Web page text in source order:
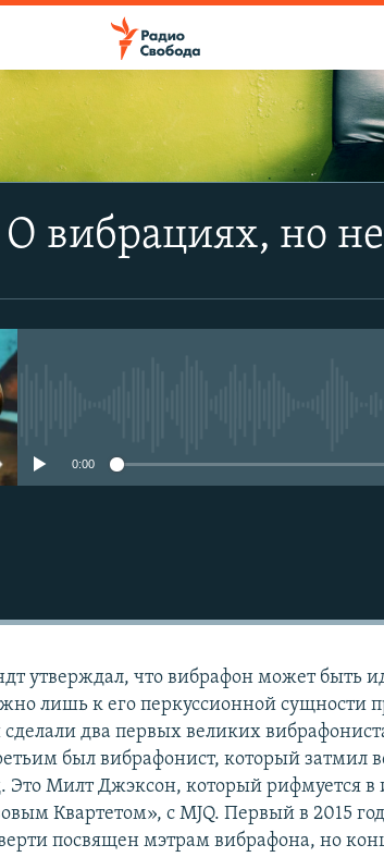
вибрациях, но не
0:00
утверждал, что вибрафон может быть
лишь к его перкуссионной сущности
сделали два первых великих
был вибрафонист, который затмил
Это Милт Джэксон, который рифмуется в
Квартетом», с MJQ. Первый в 2015
посвящен мэтрам вибрафона, но